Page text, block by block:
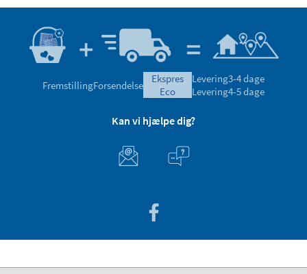
FremstillingForsendelse
ekspres
eco
Levering3-4 dage
Levering4-5 dage
Kan vi hjælpe dig?